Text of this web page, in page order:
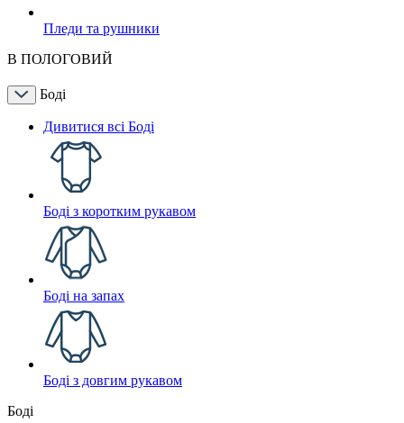
Пледи та рушники
В ПОЛОГОВИЙ
Боді
Дивитися всі Боді
Боді з коротким рукавом
Боді на запах
Боді з довгим рукавом
Боді